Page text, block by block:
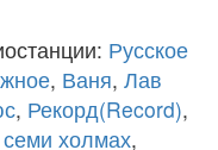
Русское
, Ваня, Лав
, Рекорд(Record),
холмах,